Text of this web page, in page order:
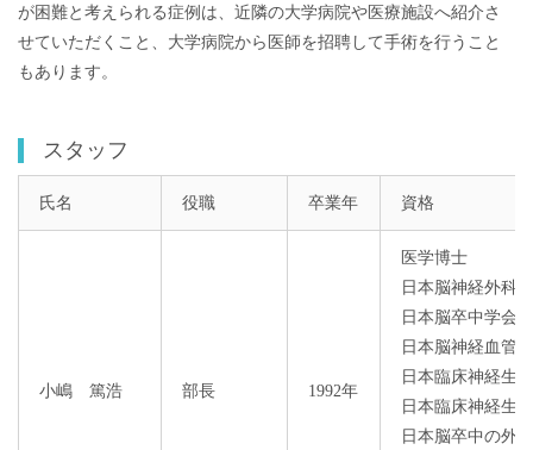
が困難と考えられる症例は、近隣の大学病院や医療施設へ紹介さ
せていただくこと、大学病院から医師を招聘して手術を行うこと
もあります。
スタッフ
氏名 役職 卒業年 資格
小嶋 篤浩 部長 1992年
医学博士
日本脳神経外科
日本脳卒中学会
日本脳神経血管
日本臨床神経生
日本臨床神経生
日本脳卒中の外